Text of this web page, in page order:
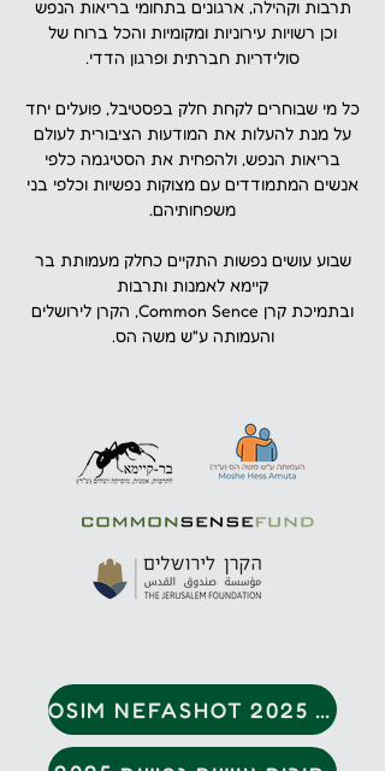
תרבות וקהילה, ארגונים בתחומי בריאות הנפש
וכן רשויות עירוניות ומקומיות והכל ברוח של
סולידריות חברתית ופרגון הדדי.
כל מי שבוחרים לקחת חלק בפסטיבל, פועלים יחד
על מנת להעלות את המודעות הציבורית לעולם
בריאות הנפש, ולהפחית את הסטיגמה כלפי
אנשים המתמודדים עם מצוקות נפשיות וכלפי בני
משפחותיהם.
שבוע עושים נפשות התקיים כחלק מעמותת בר
קיימא לאמנות ותרבות
ובתמיכת קרן Common Sence, הקרן לירושלים
והעמותה ע"ש משה הס.
OSIM NEFASHOT 2025 summery